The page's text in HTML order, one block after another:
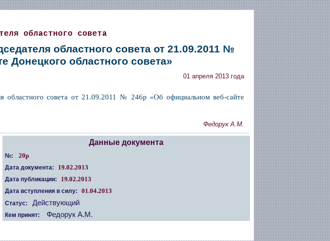
областного совета
областного совета от 21.09.2011 №
Донецкого областного совета»
01 апреля 2013 года
областного совета от 21.09.2011 № 246р «Об официальном веб-сайте
Федорук А.М.
Данные документа
№: 20р
Дата документа: 19.02.2013
Дата публикации: 19.02.2013
Дата вступления в силу: 01.04.2013
Статус: Действующий
Кем принят: Федорук А.М.